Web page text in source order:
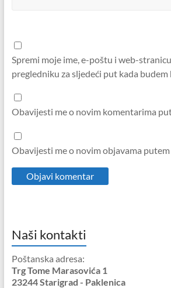
Spremi moje ime, e-poštu i web-
pregledniku za sljedeći put kada budem
Obavijesti me o novim komentarima
Obavijesti me o novim objavama putem
Naši kontakti
Poštanska adresa:
Trg Tome Marasovića 1
23244 Starigrad - Paklenica